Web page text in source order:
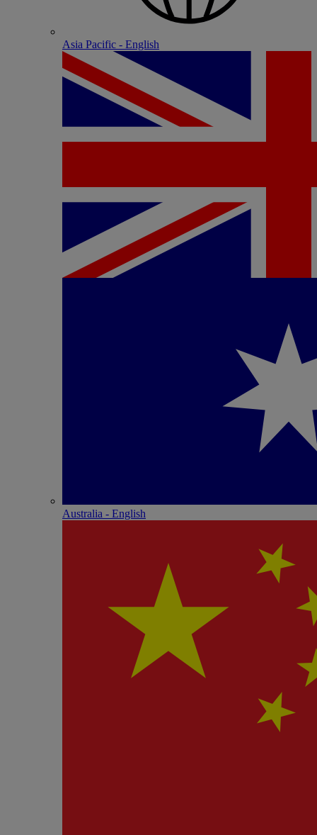
Asia Pacific - English
Australia - English